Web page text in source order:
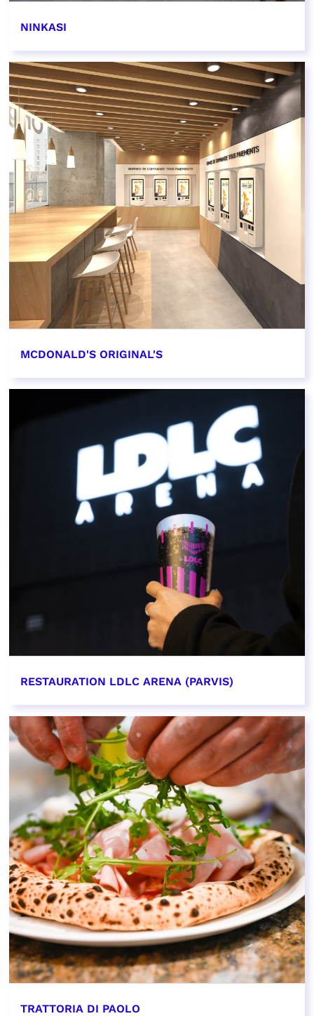
NINKASI
EN SAVOIR PLUS
MCDONALD'S ORIGINAL'S
RESTAURATION LDLC ARENA (PARVIS)
EN SAVOIR PLUS
TRATTORIA DI PAOLO